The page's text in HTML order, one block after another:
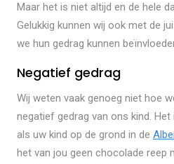
Maar het is niet altijd en de hele
Gelukkig kunnen wij ook met de
we hun gedrag kunnen
Negatief gedrag
Wij weten vaak genoeg niet hoe
negatief gedrag van ons kind.
als uw kind op de grond in de
het van jou geen chocolade reep